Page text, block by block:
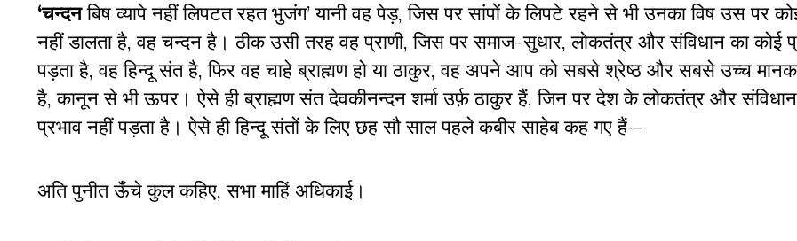
‘चन्दनबिष व्यापे नहीं लिपटत रहत भुजंग’ यानी वह पेड़, जिस पर सांपों के लिपटे रहने से भी उनका विष उस पर
नहीं डालता है, वह चन्दन है। ठीक उसी तरह वह प्राणी, जिस पर समाज-सुधार, लोकतंत्र और संविधान का कोई
पड़ता है, वह हिन्दू संत है, फिर वह चाहे ब्राह्मण हो या ठाकुर, वह अपने आप को सबसे श्रेष्ठ और सबसे उच्च
है, कानून से भी ऊपर। ऐसे ही ब्राह्मण संत देवकीनन्दन शर्मा उर्फ़ ठाकुर हैं, जिन पर देश के लोकतंत्र और
प्रभाव नहीं पड़ता है। ऐसे ही हिन्दू संतों के लिए छह सौ साल पहले कबीर साहेब कह गए हैं—
अति पुनीत ऊँचे कुल कहिए, सभा माहिं अधिकाई।